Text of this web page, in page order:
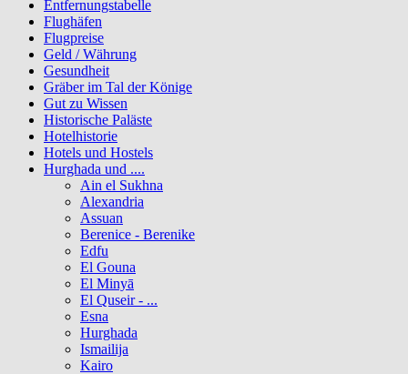
Entfernungstabelle
Flughäfen
Flugpreise
Geld / Währung
Gesundheit
Gräber im Tal der Könige
Gut zu Wissen
Historische Paläste
Hotelhistorie
Hotels und Hostels
Hurghada und ....
Ain el Sukhna
Alexandria
Assuan
Berenice - Berenike
Edfu
El Gouna
El Minyā
El Quseir - ...
Esna
Hurghada
Ismailija
Kairo